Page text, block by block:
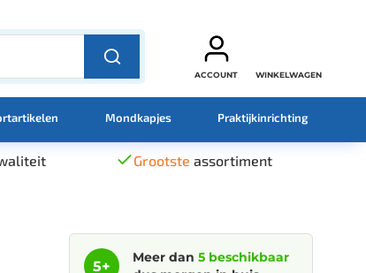
ACCOUNT WINKELWAGEN
Mondkapjes Praktijkinrichting
Grootste assortiment
5+
Meer dan 5 beschikbaar